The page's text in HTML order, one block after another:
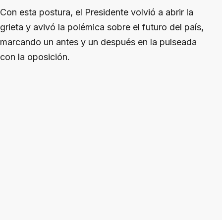
Con esta postura, el Presidente volvió a abrir la
grieta y avivó la polémica sobre el futuro del país,
marcando un antes y un después en la pulseada
con la oposición.